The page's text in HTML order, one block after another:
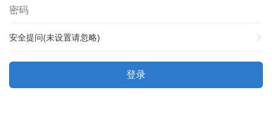
安全提问(未设置请忽略)
登录